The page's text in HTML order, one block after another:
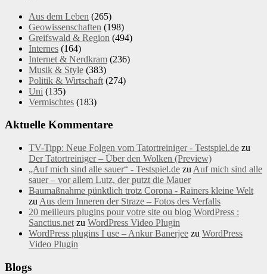
Aus dem Leben (265)
Geowissenschaften (198)
Greifswald & Region (494)
Internes (164)
Internet & Nerdkram (236)
Musik & Style (383)
Politik & Wirtschaft (274)
Uni (135)
Vermischtes (183)
Aktuelle Kommentare
TV-Tipp: Neue Folgen vom Tatortreiniger - Testspiel.de zu
Der Tatortreiniger – Über den Wolken (Preview)
„Auf mich sind alle sauer“ - Testspiel.de zu Auf mich sind alle
sauer – vor allem Lutz, der putzt die Mauer
Baumaßnahme pünktlich trotz Corona - Rainers kleine Welt
zu Aus dem Inneren der Straze – Fotos des Verfalls
20 meilleurs plugins pour votre site ou blog WordPress :
Sanctius.net zu WordPress Video Plugin
WordPress plugins I use – Ankur Banerjee zu WordPress
Video Plugin
Blogs